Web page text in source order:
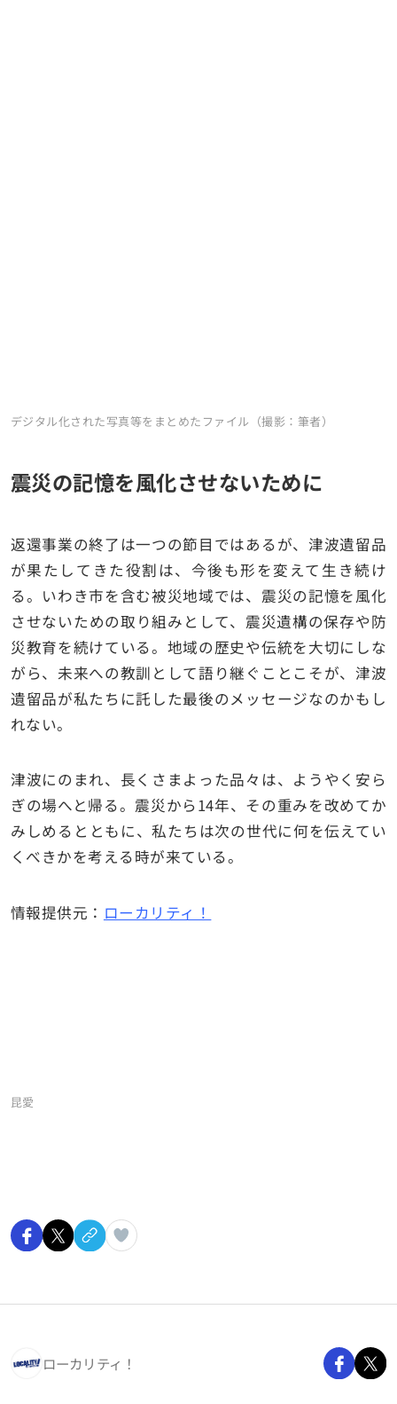
デジタル化された写真等をまとめたファイル（撮影：筆者）
震災の記憶を風化させないために
返還事業の終了は一つの節目ではあるが、津波遺留品
が果たしてきた役割は、今後も形を変えて生き続け
る。いわき市を含む被災地域では、震災の記憶を風化
させないための取り組みとして、震災遺構の保存や防
災教育を続けている。地域の歴史や伝統を大切にしな
がら、未来への教訓として語り継ぐことこそが、津波
遺留品が私たちに託した最後のメッセージなのかもし
れない。
津波にのまれ、長くさまよった品々は、ようやく安ら
ぎの場へと帰る。震災から14年、その重みを改めてか
みしめるとともに、私たちは次の世代に何を伝えてい
くべきかを考える時が来ている。
情報提供元： ローカリティ！
昆愛
ローカリティ！